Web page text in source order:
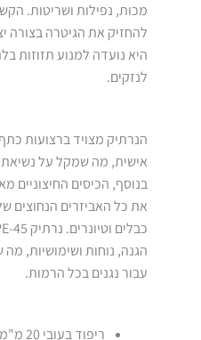
מכות, נפילות ושריטות.
להחזיק את הגיטרה בצורה
היא נועדה למנוע תזוזות
לנזקים.
הנרתיק מצויד ברצועות
אישית, מה שמקל על
בנוסף, הכיסים החיצוניים
את כל האביזרים הנחוצים
הגנה, נוחות ושימושיות,
עבור נגנים בכל הרמות.